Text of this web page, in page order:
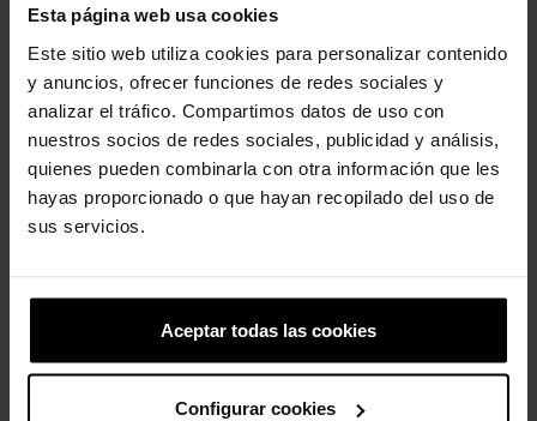
Esta página web usa cookies
Este sitio web utiliza cookies para personalizar contenido
y anuncios, ofrecer funciones de redes sociales y
analizar el tráfico. Compartimos datos de uso con
nuestros socios de redes sociales, publicidad y análisis,
quienes pueden combinarla con otra información que les
hayas proporcionado o que hayan recopilado del uso de
sus servicios.
Aceptar todas las cookies
Configurar cookies